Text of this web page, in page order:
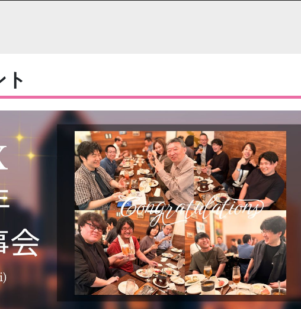
ト